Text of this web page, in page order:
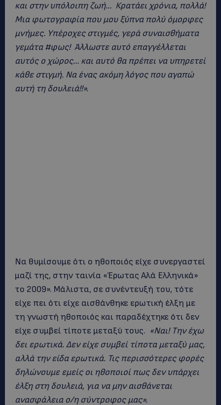
και στην υπόλοιπη ζωή… Κρατάει χρόνια, πολλά!
Μια φωτογραφία που μου ξύπνα πολύ όμορφες
μνήμες. Υπέροχες στιγμές, γερά συναισθήματα
γεμάτα #φως! Άλλωστε αυτό επαγγέλλεται
αυτός ο χώρος… και αυτό θα πρέπει να υπηρετεί
κάθε στιγμή. Να ένας ακόμη λόγος που αγαπώ
αυτή τη δουλειά!!».
Να θυμίσουμε ότι ο ηθοποιός είχε συνεργαστεί
μαζί της, στην ταινία «Έρωτας Αλά Ελληνικά»
το 2009». Μάλιστα, σε συνέντευξή του, τότε
είχε πει ότι είχε αισθάνθηκε ερωτική έλξη με
τη γνωστή ηθοποιός και παραδέχτηκε ότι δεν
είχε συμβεί τίποτε μεταξύ τους. «Ναι! Την έχω
δει ερωτικά. Δεν είχε συμβεί τίποτα μεταξύ μας,
αλλά την είδα ερωτικά. Τις περισσότερες φορές
δηλώνουμε εμείς οι ηθοποιοί πως δεν υπάρχει
έλξη στη δουλειά, για να μην αισθάνεται
ανασφάλεια ο/η σύντροφος μας».